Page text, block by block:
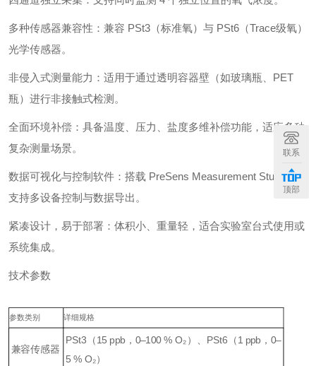
多种传感器兼容性：兼容 PSt3（标准氧）与 PSt6（Trace级氧）
光学传感器。
非侵入式测量能力：适用于通过透明容器壁（如玻璃瓶、PET
瓶）进行非接触式检测。
全面环境补偿：具备温度、压力、盐度多维补偿功能，适应多种
复杂测量场景。
数据可视化与控制软件：搭载 PreSens Measurement Studio 2，
支持多设备控制与数据导出。
紧凑设计，易于部署：体积小、重量轻，适合实验室台式使用或
系统集成。
技术参数
参数类别 详细规格
兼容传感器
PSt3（15 ppb，0–100 % O₂）、PSt6（1 ppb，0–
5 % O₂）
联系
顶部